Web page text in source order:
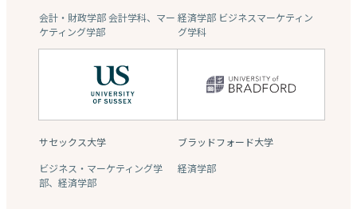
会計・財政学部 会計学科、マー
ケティング学部
経済学部 ビジネスマーケティン
グ学科
サセックス大学
ビジネス・マーケティング学
部、経済学部
ブラッドフォード大学
経済学部